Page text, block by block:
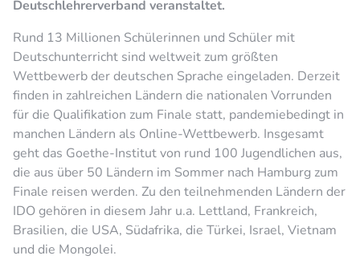
Deutschlehrerverband veranstaltet.
Rund 13 Millionen Schülerinnen und Schüler mit
Deutschunterricht sind weltweit zum größten
Wettbewerb der deutschen Sprache eingeladen. Derzeit
finden in zahlreichen Ländern die nationalen Vorrunden
für die Qualifikation zum Finale statt, pandemiebedingt in
manchen Ländern als Online-Wettbewerb. Insgesamt
geht das Goethe-Institut von rund 100 Jugendlichen aus,
die aus über 50 Ländern im Sommer nach Hamburg zum
Finale reisen werden. Zu den teilnehmenden Ländern der
IDO gehören in diesem Jahr u.a. Lettland, Frankreich,
Brasilien, die USA, Südafrika, die Türkei, Israel, Vietnam
und die Mongolei.